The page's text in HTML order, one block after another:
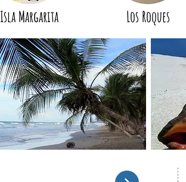
Los Roques
Isla Margarita